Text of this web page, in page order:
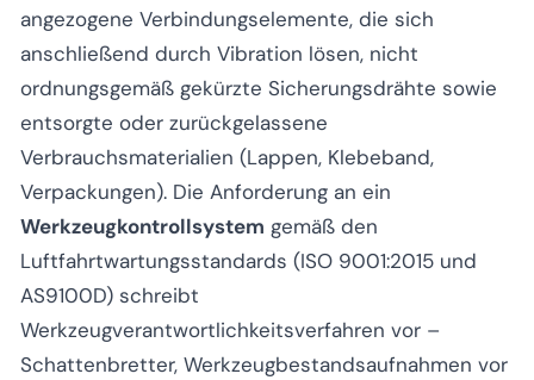
angezogene Verbindungselemente, die sich
anschließend durch Vibration lösen, nicht
ordnungsgemäß gekürzte Sicherungsdrähte sowie
entsorgte oder zurückgelassene
Verbrauchsmaterialien (Lappen, Klebeband,
Verpackungen). Die Anforderung an ein
Werkzeugkontrollsystem gemäß den
Luftfahrtwartungsstandards (ISO 9001:2015 und
AS9100D) schreibt
Werkzeugverantwortlichkeitsverfahren vor –
Schattenbretter, Werkzeugbestandsaufnahmen vor